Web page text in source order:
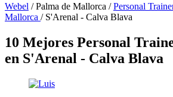
Webel / Palma de Mallorca / Personal
Mallorca / S'Arenal - Calva Blava
10 Mejores Personal
en S'Arenal - Calva Blava